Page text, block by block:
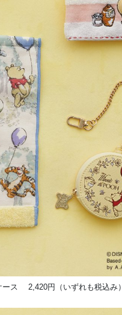
ース 2,420円（いずれも税込み）